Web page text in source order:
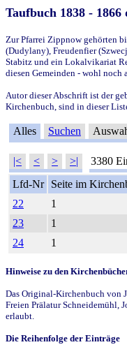
Taufbuch 1838 -
Zur Pfarrei Zippnow gehörten
(Dudylany), Freudenfier
Stabitz und ein Lokalvikariat
diesen Gemeinden - wohl
Autor dieser Abschrift ist der
Kirchenbuch, sind in dieser
Alles Suchen
|< < > >| 3380
Lfd-Nr
Seite im
22
1
23
1
24
1
Hinweise zu den
Das Original-Kirchenbuch von
Freien Prälatur Schneidemühl,
erlaubt.
Die Reihenfolge der Einträge